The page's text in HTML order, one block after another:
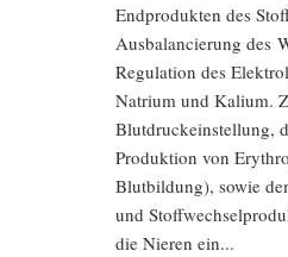
Endprodukten des
Ausbalancierung des
Regulation des
Natrium und Kalium.
Blutdruck­einstellung,
Produktion von
Blutbildung), sowie
und
die Nieren ein...